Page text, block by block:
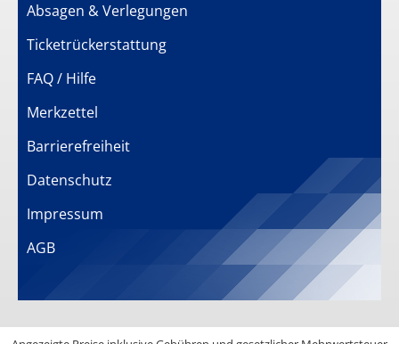
Absagen & Verlegungen
Ticketrückerstattung
FAQ / Hilfe
Merkzettel
Barrierefreiheit
Datenschutz
Impressum
AGB